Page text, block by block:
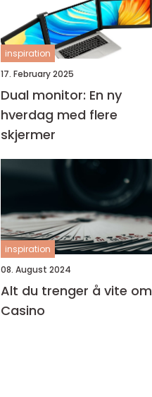
inspiration
17. February 2025
Dual monitor: En ny
hverdag med flere
skjermer
inspiration
08. August 2024
Alt du trenger å vite om
Casino